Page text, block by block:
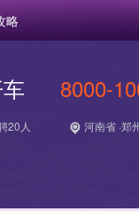
略
8000-
20人 河南省 ·郑